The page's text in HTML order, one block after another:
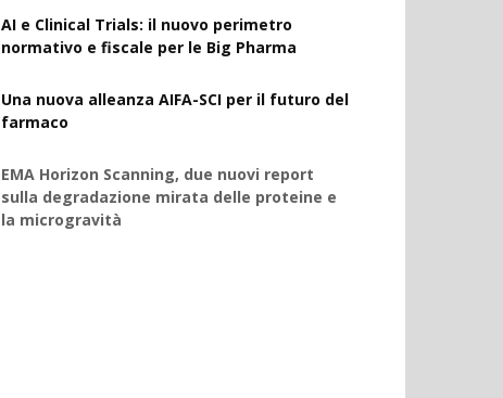
AI e Clinical Trials: il nuovo perimetro
normativo e fiscale per le Big Pharma
Una nuova alleanza AIFA-SCI per il futuro del
farmaco
EMA Horizon Scanning, due nuovi report
sulla degradazione mirata delle proteine e
la microgravità